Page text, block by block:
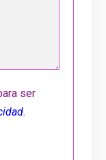
ser